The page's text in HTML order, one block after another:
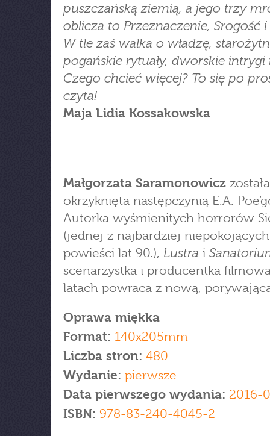
puszczańską ziemią, a jego trzy
oblicza to Przeznaczenie, Srogość
W tle zaś walka o władzę,
pogańskie rytuały, dworskie intrygi
Czego chcieć więcej? To się po
czyta!
Maja Lidia Kossakowska
-----
Małgorzata Saramonowicz została
okrzyknięta następczynią E.A.
Autorka wyśmienitych horrorów
(jednej z najbardziej
powieści lat 90.), Lustra i
scenarzystka i producentka
latach powraca z nową,
Oprawa miękka
Format: 140x205mm
Liczba stron: 480
Wydanie: pierwsze
Data pierwszego wydania: 2016-
ISBN: 978-83-240-4045-2